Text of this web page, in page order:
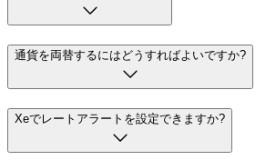
通貨を両替するにはどうすればよいですか?
Xeでレートアラートを設定できますか?